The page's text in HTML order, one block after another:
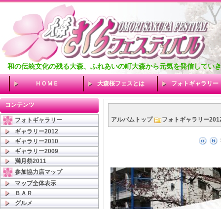
和の伝統文化の残る大森、ふれあいの町大森から元気を発信してい
ＨＯＭＥ 大森桜フェスとは フォトギャラリー
アルバムトップ フォトギャラリー
コンテンツ
フォトギャラリー
ギャラリー2012
ギャラリー2010
ギャラリー2009
満月祭2011
参加協力店マップ
マップ全体表示
ＢＡＲ
グルメ